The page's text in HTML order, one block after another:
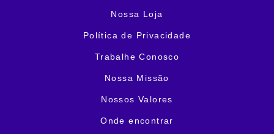
Nossa Loja
Política de Privacidade
Trabalhe Conosco
Nossa Missão
Nossos Valores
Onde encontrar